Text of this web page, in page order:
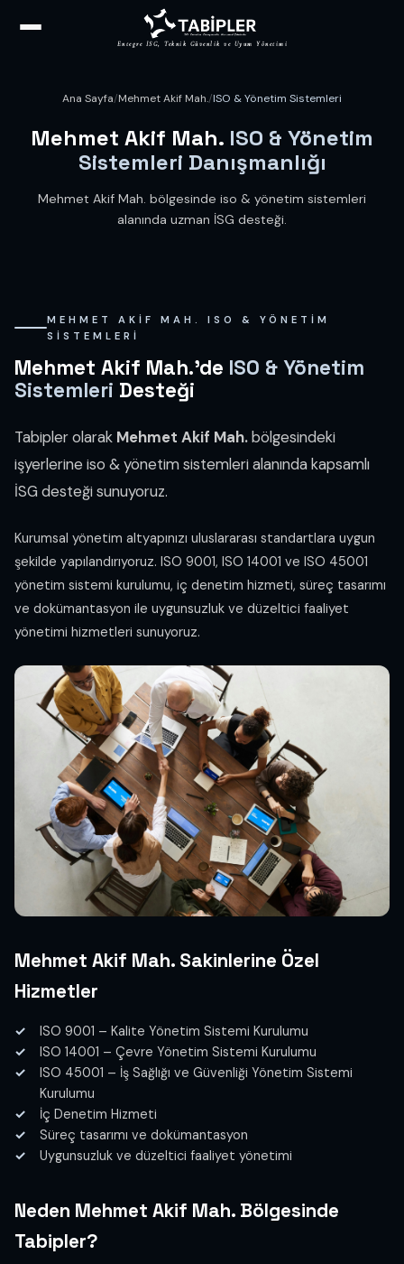
Entegre İSG, Teknik Güvenlik ve Uyum Yönetimi
Ana Sayfa/Mehmet Akif Mah./ISO & Yönetim Sistemleri
Mehmet Akif Mah. ISO & Yönetim
Sistemleri Danışmanlığı
Mehmet Akif Mah. bölgesinde iso & yönetim sistemleri
alanında uzman İSG desteği.
MEHMET AKIF MAH. ISO & YÖNETIM
SISTEMLERI
Mehmet Akif Mah.'de ISO & Yönetim
Sistemleri Desteği
Tabipler olarak Mehmet Akif Mah.bölgesindeki
işyerlerine iso & yönetim sistemleri alanında kapsamlı
İSG desteği sunuyoruz.
Kurumsal yönetim altyapınızı uluslararası standartlara uygun
şekilde yapılandırıyoruz. ISO 9001, ISO 14001 ve ISO 45001
yönetim sistemi kurulumu, iç denetim hizmeti, süreç tasarımı
ve dokümantasyon ile uygunsuzluk ve düzeltici faaliyet
yönetimi hizmetleri sunuyoruz.
Mehmet Akif Mah. Sakinlerine Özel
Hizmetler
ISO 9001 – Kalite Yönetim Sistemi Kurulumu
ISO 14001 – Çevre Yönetim Sistemi Kurulumu
ISO 45001 – İş Sağlığı ve Güvenliği Yönetim Sistemi
Kurulumu
İç Denetim Hizmeti
Süreç tasarımı ve dokümantasyon
Uygunsuzluk ve düzeltici faaliyet yönetimi
Neden Mehmet Akif Mah. Bölgesinde
Tabipler?